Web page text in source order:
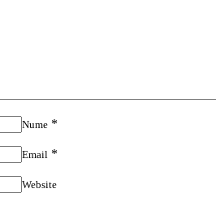
Nume *
Email *
Website